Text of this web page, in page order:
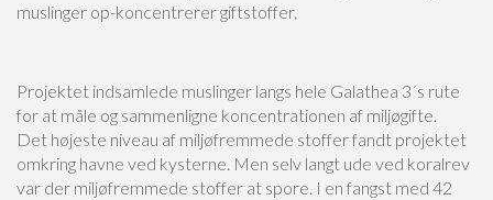
muslinger op-koncentrerer giftstoffer.
Projektet indsamlede muslinger langs hele Galathea 3´s rute
for at måle og sammenligne koncentrationen af miljøgifte.
Det højeste niveau af miljøfremmede stoffer fandt projektet
omkring havne ved kysterne. Men selv langt ude ved koralrev
var der miljøfremmede stoffer at spore. I en fangst med 42